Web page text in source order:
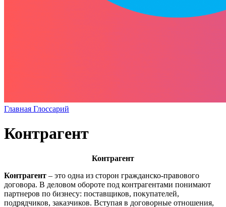
Главная Глоссарий
Контрагент
Контрагент
Контрагент – это одна из сторон гражданско-правового
договора. В деловом обороте под контрагентами понимают
партнеров по бизнесу: поставщиков, покупателей,
подрядчиков, заказчиков. Вступая в договорные отношения,